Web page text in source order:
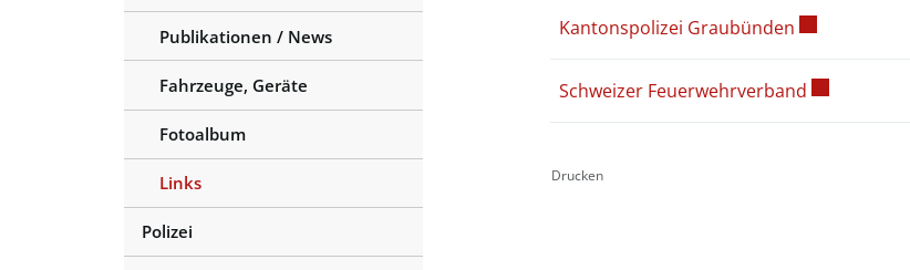
Publikationen / News
Fahrzeuge, Geräte
Fotoalbum
Links
Polizei
Kantonspolizei Graubünden
Schweizer Feuerwehrverband
Drucken